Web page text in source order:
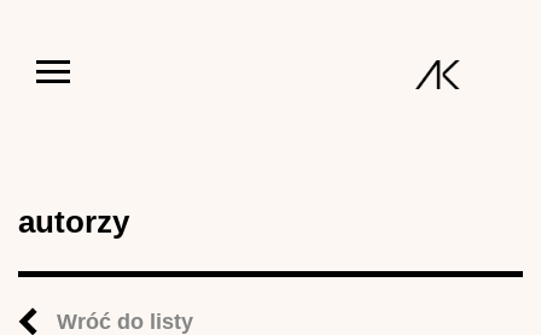
autorzy
Wróć do listy